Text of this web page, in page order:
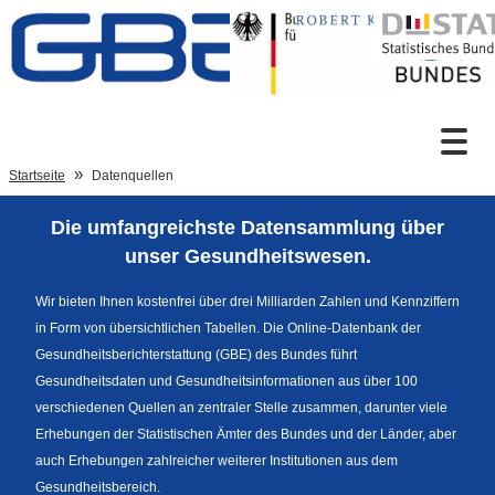
Zum Inhalt
Sprachumschaltung
Fußzeile
Startseite Datenquellen
Die umfangreichste Datensammlung über
unser Gesundheitswesen.
Wir bieten Ihnen kostenfrei über drei Milliarden Zahlen und Kennziffern
in Form von übersichtlichen Tabellen. Die Online-Datenbank der
Gesundheitsberichterstattung (GBE) des Bundes führt
Gesundheitsdaten und Gesundheitsinformationen aus über 100
verschiedenen Quellen an zentraler Stelle zusammen, darunter viele
Erhebungen der Statistischen Ämter des Bundes und der Länder, aber
auch Erhebungen zahlreicher weiterer Institutionen aus dem
Gesundheitsbereich.